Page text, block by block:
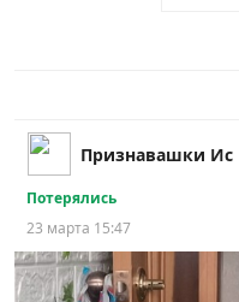
Признавашки Ис
Потерялись
23 марта 15:47